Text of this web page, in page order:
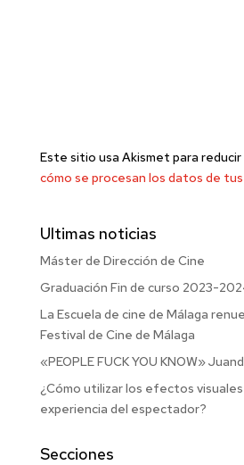
Este sitio usa Akismet para reducir
cómo se procesan los datos de
Ultimas noticias
Máster de Dirección de Cine
Graduación Fin de curso 2023-
La Escuela de cine de Málaga
Festival de Cine de Málaga
«PEOPLE FUCK YOU KNOW»
¿Cómo utilizar los efectos
experiencia del espectador?
Secciones